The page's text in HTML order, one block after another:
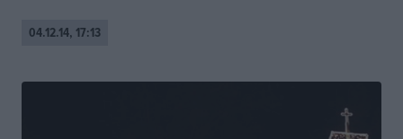
04.12.14, 17:13